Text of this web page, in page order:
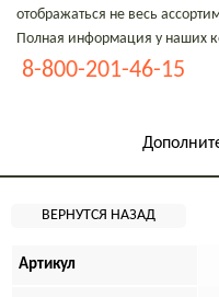
отображаться не весь
Полная информация у наших
8-800-201-46-15
Артикул